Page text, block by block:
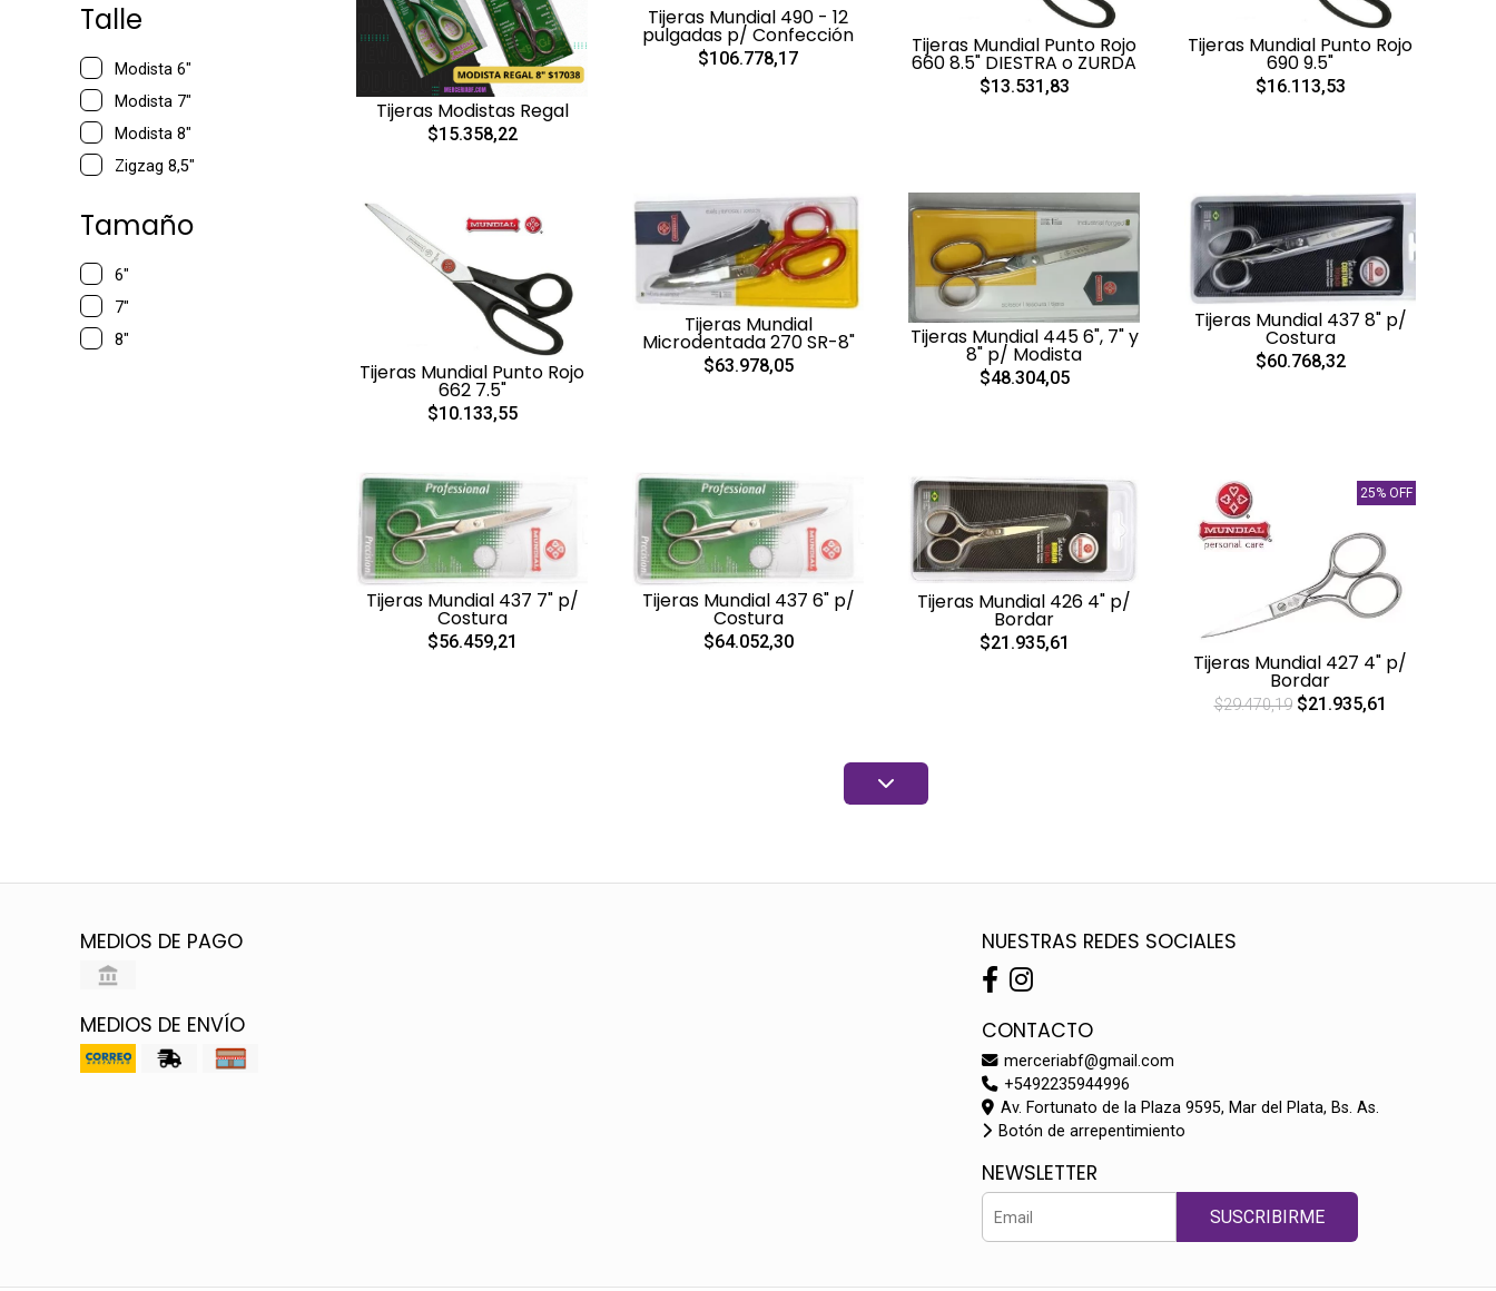
Talle
Modista 6"
Modista 7"
Modista 8"
Zigzag 8,5"
Tamaño
6"
7"
8"
Tijeras Modistas Regal
$15.358,22
Tijeras Mundial 490 - 12
pulgadas p/ Confección
$106.778,17
Tijeras Mundial Punto Rojo
660 8.5" DIESTRA o ZURDA
$13.531,83
Tijeras Mundial Punto Rojo
690 9.5"
$16.113,53
Tijeras Mundial Punto Rojo
662 7.5"
$10.133,55
Tijeras Mundial
Microdentada 270 SR-8"
$63.978,05
Tijeras Mundial 445 6", 7" y
8" p/ Modista
$48.304,05
Tijeras Mundial 437 8" p/
Costura
$60.768,32
Tijeras Mundial 437 7" p/
Costura
$56.459,21
Tijeras Mundial 437 6" p/
Costura
$64.052,30
Tijeras Mundial 426 4" p/
Bordar
$21.935,61
25% OFF
Tijeras Mundial 427 4" p/
Bordar
$29.470,19$21.935,61
MEDIOS DE PAGO
MEDIOS DE ENVÍO
NUESTRAS REDES SOCIALES
CONTACTO
merceriabf@gmail.com
+5492235944996
Av. Fortunato de la Plaza 9595, Mar del Plata, Bs. As.
Botón de arrepentimiento
NEWSLETTER
SUSCRIBIRME